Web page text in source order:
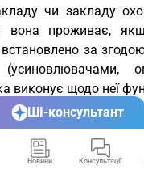
чи закладу
проживає,
за
виконує щодо неї
місце проживання
до чотирнадцяти
піклування або
Новини Консультації
ШІ-консультант